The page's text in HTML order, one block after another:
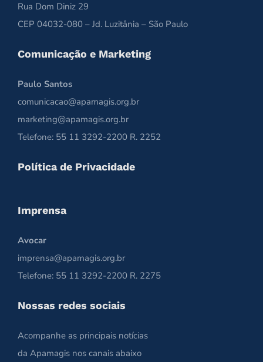
Rua Dom Diniz 29
CEP 04032-080 – Jd. Luzitânia – São Paulo
Comunicação e Marketing
Paulo Santos
comunicacao@apamagis.org.br
marketing@apamagis.org.br
Telefone: 55 11 3292-2200 R. 2252
Política de Privacidade
Imprensa
Avocar
imprensa@apamagis.org.br
Telefone: 55 11 3292-2200 R. 2275
Nossas redes sociais
Acompanhe as principais notícias
da Apamagis nos canais abaixo